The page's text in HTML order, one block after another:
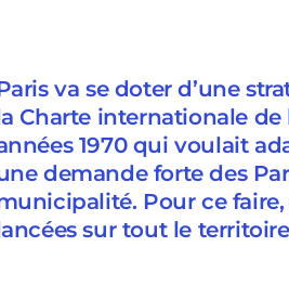
va se doter d’une
Charte internationale
1970 qui voulait
demande forte des
Pour ce
sur tout le